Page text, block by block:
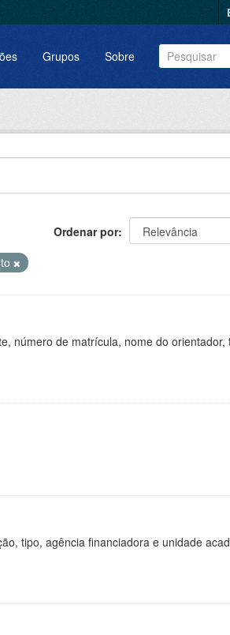
Grupos Sobre
Ordenar por
número de matrícula, nome do orientador,
tipo, agência financiadora e unidade